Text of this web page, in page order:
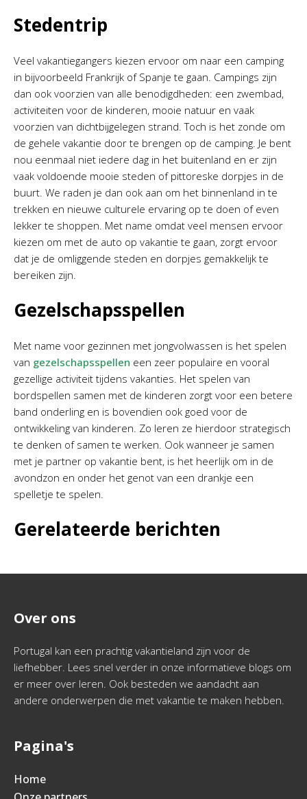
Stedentrip
Veel vakantiegangers kiezen ervoor om naar een camping
in bijvoorbeeld Frankrijk of Spanje te gaan. Campings zijn
dan ook voorzien van alle benodigdheden: een zwembad,
activiteiten voor de kinderen, mooie natuur en vaak
voorzien van dichtbijgelegen strand. Toch is het zonde om
de gehele vakantie door te brengen op de camping. Je bent
nou eenmaal niet iedere dag in het buitenland en er zijn
vaak voldoende mooie steden of pittoreske dorpjes in de
buurt. We raden je dan ook aan om het binnenland in te
trekken en nieuwe culturele ervaring op te doen of even
lekker te shoppen. Met name omdat veel mensen ervoor
kiezen om met de auto op vakantie te gaan, zorgt ervoor
dat je de omliggende steden en dorpjes gemakkelijk te
bereiken zijn.
Gezelschapsspellen
Met name voor gezinnen met jongvolwassen is het spelen
van gezelschapsspellen een zeer populaire en vooral
gezellige activiteit tijdens vakanties. Het spelen van
bordspellen samen met de kinderen zorgt voor een betere
band onderling en is bovendien ook goed voor de
ontwikkeling van kinderen. Zo leren ze hierdoor strategisch
te denken of samen te werken. Ook wanneer je samen
met je partner op vakantie bent, is het heerlijk om in de
avondzon en onder het genot van een drankje een
spelletje te spelen.
Gerelateerde berichten
Over ons
Portugal kan een prachtig vakantieland zijn voor de
liefhebber. Lees snel verder in onze informatieve blogs om
er meer over leren. Ook besteden we aandacht aan
andere onderwerpen die met vakantie te maken hebben.
Pagina's
Home